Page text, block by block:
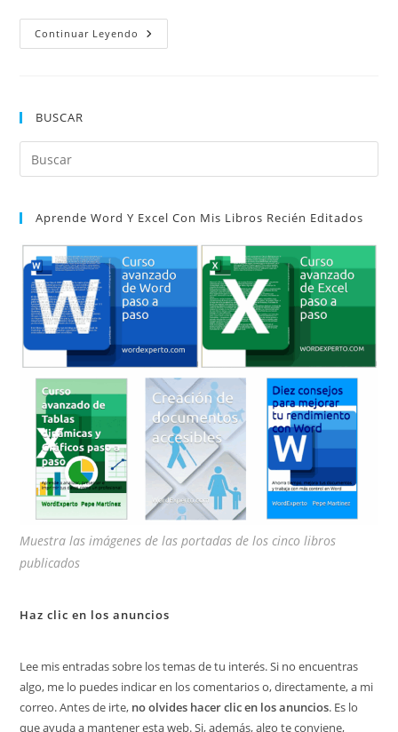
Continuar Leyendo Dividir
Un
BUSCAR
Aprende Word Y Excel Con Mis Libros Recién Editados
Muestra las imágenes de las portadas de los cinco libros
publicados
Haz clic en los anuncios
Lee mis entradas sobre los temas de tu interés. Si no encuentras
algo, me lo puedes indicar en los comentarios o, directamente, a mi
correo. Antes de irte, no olvides hacer clic en los anuncios. Es lo
que ayuda a mantener esta web. Si, además, algo te conviene,